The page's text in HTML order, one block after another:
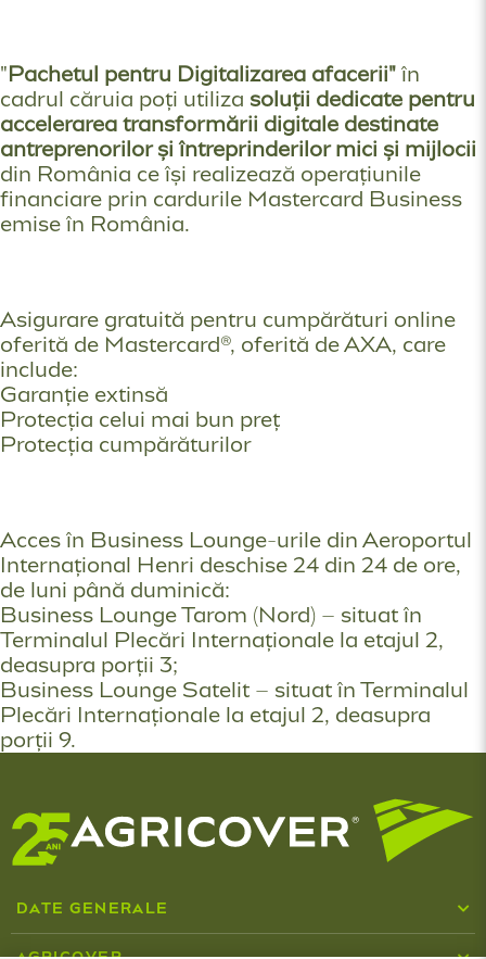
"Pachetul pentru Digitalizarea afacerii" în
cadrul căruia poți utiliza soluții dedicate pentru
accelerarea transformării digitale destinate
antreprenorilor și întreprinderilor mici și mijlocii
din România ce își realizează operațiunile
financiare prin cardurile Mastercard Business
emise în România.
Asigurare gratuită pentru cumpărături online
oferită de Mastercard®, oferită de AXA, care
include:
Garanție extinsă
Protecția celui mai bun preț
Protecția cumpărăturilor
Acces în Business Lounge-urile din Aeroportul
Internațional Henri deschise 24 din 24 de ore,
de luni până duminică:
Business Lounge Tarom (Nord) – situat în
Terminalul Plecări Internaționale la etajul 2,
deasupra porții 3;
Business Lounge Satelit – situat în Terminalul
Plecări Internaționale la etajul 2, deasupra
porții 9.
DATE GENERALE